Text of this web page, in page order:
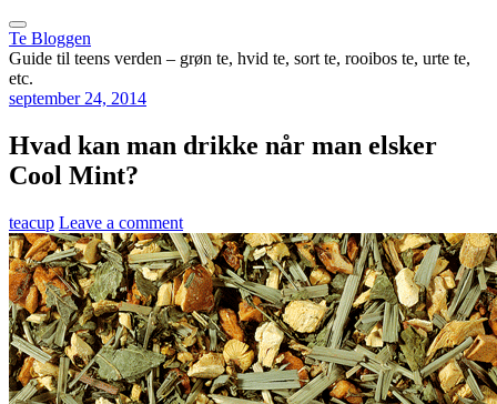
Te Bloggen
Guide til teens verden – grøn te, hvid te, sort te, rooibos te, urte te,
etc.
september 24, 2014
Hvad kan man drikke når man elsker
Cool Mint?
teacup Leave a comment